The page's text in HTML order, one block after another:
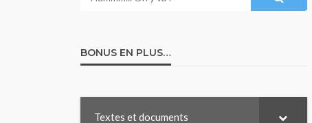
BONUS EN PLUS…
Textes et documents